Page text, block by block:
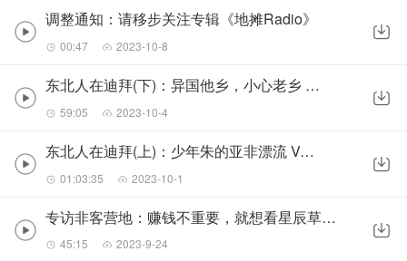
调整通知：请移步关注专辑《地摊Radio》
00:47 2023-10-8
东北人在迪拜(下)：异国他乡，小心老乡 Vol.52
59:05 2023-10-4
东北人在迪拜(上)：少年朱的亚非漂流 Vol.51
01:03:35 2023-10-1
专访非客营地：赚钱不重要，就想看星辰草原 Vol.49
45:15 2023-9-24